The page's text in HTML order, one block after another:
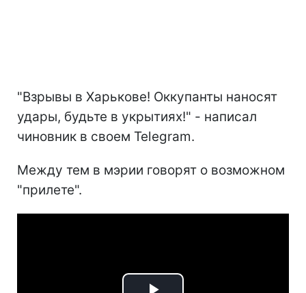
"Взрывы в Харькове! Оккупанты наносят
удары, будьте в укрытиях!" - написал
чиновник в своем Telegram.
Между тем в мэрии говорят о возможном
"прилете".